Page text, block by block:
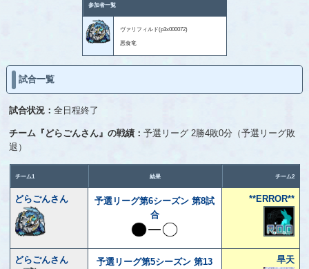
参加者一覧
ヴァリフィルド(p3x000072)
悪食竜
試合一覧
試合状況：全日程終了
チーム『どらごんさん』の戦績：予選リーグ 2勝4敗0分（予選リーグ敗
退）
チーム1 結果 チーム2
どらごんさん
予選リーグ第6シーズン 第8試
合
**ERROR**
どらごんさん
予選リーグ第5シーズン 第13
旱天